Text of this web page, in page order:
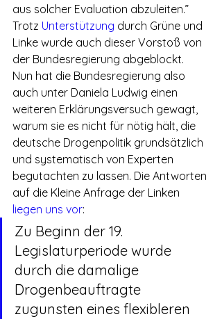
aus solcher Evaluation abzuleiten.”
Trotz Unterstützung durch Grüne und
Linke wurde auch dieser Vorstoß von
der Bundesregierung abgeblockt.
Nun hat die Bundesregierung also
auch unter Daniela Ludwig einen
weiteren Erklärungsversuch gewagt,
warum sie es nicht für nötig hält, die
deutsche Drogenpolitik grundsätzlich
und systematisch von Experten
begutachten zu lassen. Die Antworten
auf die Kleine Anfrage der Linken
liegen uns vor:
Zu Beginn der 19.
Legislaturperiode wurde
durch die damalige
Drogenbeauftragte
zugunsten eines flexibleren